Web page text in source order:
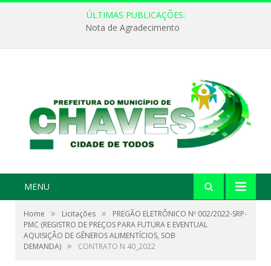
ÚLTIMAS PUBLICAÇÕES:
Nota de Agradecimento
MENU
Home » Licitações »
PREGÃO ELETRÔNICO Nº 002/2022-SRP-
PMC (REGISTRO DE PREÇOS PARA FUTURA E EVENTUAL
AQUISIÇÃO DE GÊNEROS ALIMENTÍCIOS, SOB
DEMANDA) » CONTRATO N 40_2022